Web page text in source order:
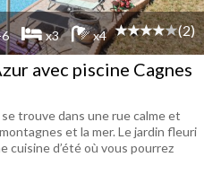
x3 x4 (2)
avec piscine Cagnes
trouve dans une rue calme et
et la mer. Le jardin fleuri
cuisine d’été où vous pourrez